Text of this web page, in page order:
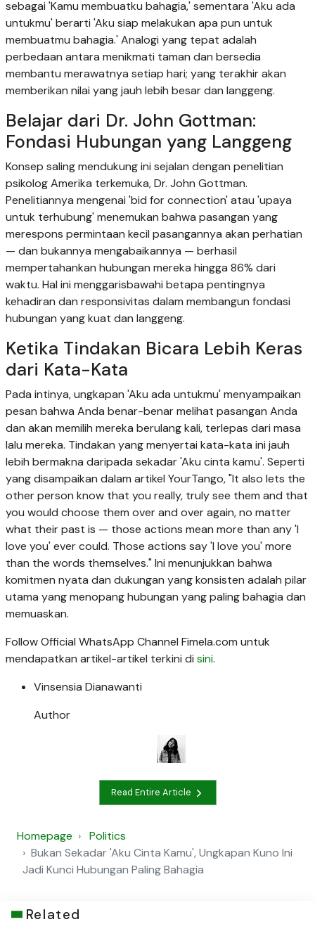
sebagai 'Kamu membuatku bahagia,' sementara 'Aku ada
untukmu' berarti 'Aku siap melakukan apa pun untuk
membuatmu bahagia.' Analogi yang tepat adalah
perbedaan antara menikmati taman dan bersedia
membantu merawatnya setiap hari; yang terakhir akan
memberikan nilai yang jauh lebih besar dan langgeng.
Belajar dari Dr. John Gottman:
Fondasi Hubungan yang Langgeng
Konsep saling mendukung ini sejalan dengan penelitian
psikolog Amerika terkemuka, Dr. John Gottman.
Penelitiannya mengenai 'bid for connection' atau 'upaya
untuk terhubung' menemukan bahwa pasangan yang
merespons permintaan kecil pasangannya akan perhatian
— dan bukannya mengabaikannya — berhasil
mempertahankan hubungan mereka hingga 86% dari
waktu. Hal ini menggarisbawahi betapa pentingnya
kehadiran dan responsivitas dalam membangun fondasi
hubungan yang kuat dan langgeng.
Ketika Tindakan Bicara Lebih Keras
dari Kata-Kata
Pada intinya, ungkapan 'Aku ada untukmu' menyampaikan
pesan bahwa Anda benar-benar melihat pasangan Anda
dan akan memilih mereka berulang kali, terlepas dari masa
lalu mereka. Tindakan yang menyertai kata-kata ini jauh
lebih bermakna daripada sekadar 'Aku cinta kamu'. Seperti
yang disampaikan dalam artikel YourTango, "It also lets the
other person know that you really, truly see them and that
you would choose them over and over again, no matter
what their past is — those actions mean more than any 'I
love you' ever could. Those actions say 'I love you' more
than the words themselves." Ini menunjukkan bahwa
komitmen nyata dan dukungan yang konsisten adalah pilar
utama yang menopang hubungan yang paling bahagia dan
memuaskan.
Follow Official WhatsApp Channel Fimela.com untuk
mendapatkan artikel-artikel terkini di sini.
Vinsensia Dianawanti
Author
Read Entire Article
Homepage
Politics
Bukan Sekadar 'Aku Cinta Kamu', Ungkapan Kuno Ini
Jadi Kunci Hubungan Paling Bahagia
Related